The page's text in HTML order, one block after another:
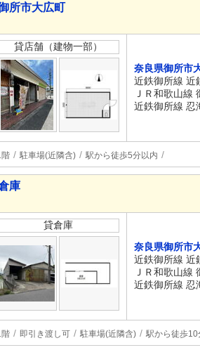
所市大広町
貸店舗（建物一部）
奈良県御所市
近鉄御所線 近
ＪＲ和歌山線
近鉄御所線 忍
階 駐車場(近隣含) 駅から徒歩5分以内
庫
貸倉庫
奈良県御所市
近鉄御所線 近
ＪＲ和歌山線
近鉄御所線 忍
階 即引き渡し可 駐車場(近隣含) 駅から徒歩10